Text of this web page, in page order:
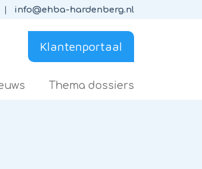
info@ehba-hardenberg.nl
Klantenportaal
Thema dossiers